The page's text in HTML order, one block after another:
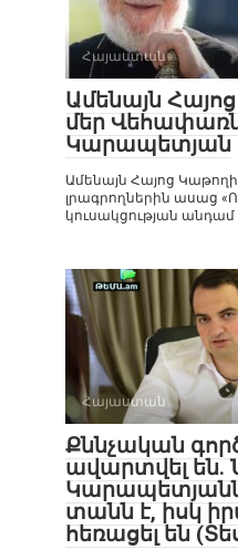
Հայաստան
Ամենայն
մեր
Կարապետյան
Ամենայն Հայոց
լրագրողներին ասաց
կուսակցության
Հայաստան
Քննչական
ավարտվել են.
տանն է, իսկ
հեռացել են